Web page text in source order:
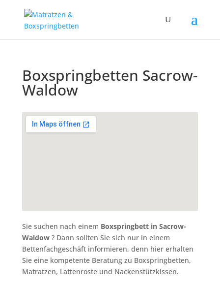
Boxspringbetten Sacrow-
Waldow
Sie suchen nach einem Boxspringbett in Sacrow-
Waldow? Dann sollten Sie sich nur in einem
Bettenfachgeschäft informieren, denn hier erhalten
Sie eine kompetente Beratung zu Boxspringbetten,
Matratzen, Lattenroste und Nackenstützkissen.